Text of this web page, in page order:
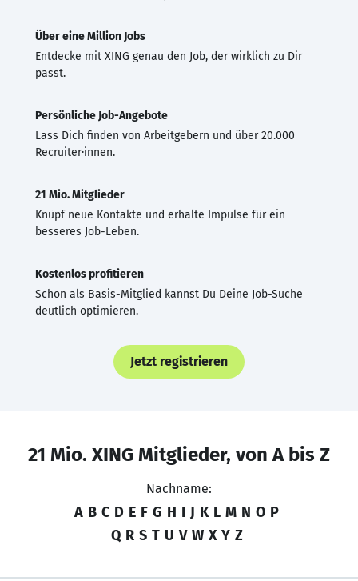
Über eine Million Jobs
Entdecke mit XING genau den Job, der wirklich zu Dir
passt.
Persönliche Job-Angebote
Lass Dich finden von Arbeitgebern und über 20.000
Recruiter·innen.
21 Mio. Mitglieder
Knüpf neue Kontakte und erhalte Impulse für ein
besseres Job-Leben.
Kostenlos profitieren
Schon als Basis-Mitglied kannst Du Deine Job-Suche
deutlich optimieren.
Jetzt registrieren
21 Mio. XING Mitglieder, von A bis Z
Nachname:
A B C D E F G H I J K L M N O P
Q R S T U V W X Y Z